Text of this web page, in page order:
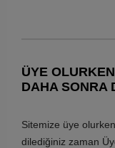
bilgiye aşağıdaki
Marka Kişisel
ÜYE
DAHA SONRA
Sitemize üye
dilediğiniz zaman